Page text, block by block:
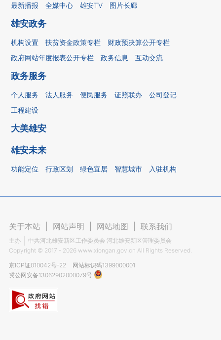
最新播报 全媒中心 雄安TV 图片长廊
雄安政务
机构设置 扶贫资金政策专栏
财政预决算公开专栏
政府网站年度报表公开专栏
政务信息 互动交流
政务服务
个人服务 法人服务 便民服务 证照联办
公司登记
工程建设
大美雄安
雄安未来
功能定位 行政区划 绿色宜居 智慧城市 入驻机构
关于本站 网站声明 网站地图 联系我们
主办
中共河北雄安新区工作委员会 河北雄安新区管理委员会
Copyright © 2017 - 2026 www.xiongan.gov.cn All Rights Reserved.
京ICP证010042号-22
网站标识码1399000001
冀公网安备13062902000079号